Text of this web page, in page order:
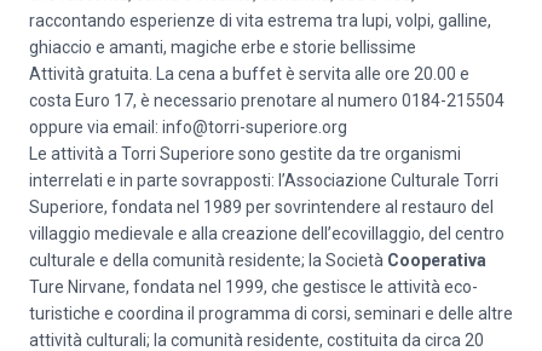
raccontando esperienze di vita estrema tra lupi, volpi, galline,
ghiaccio e amanti, magiche erbe e storie bellissime
Attività gratuita. La cena a buffet è servita alle ore 20.00 e
costa Euro 17, è necessario prenotare al numero 0184-215504
oppure via email: info@torri-superiore.org
Le attività a Torri Superiore sono gestite da tre organismi
interrelati e in parte sovrapposti: l’Associazione Culturale Torri
Superiore, fondata nel 1989 per sovrintendere al restauro del
villaggio medievale e alla creazione dell’ecovillaggio, del centro
culturale e della comunità residente; la Società Cooperativa
Ture Nirvane, fondata nel 1999, che gestisce le attività eco-
turistiche e coordina il programma di corsi, seminari e delle altre
attività culturali; la comunità residente, costituita da circa 20